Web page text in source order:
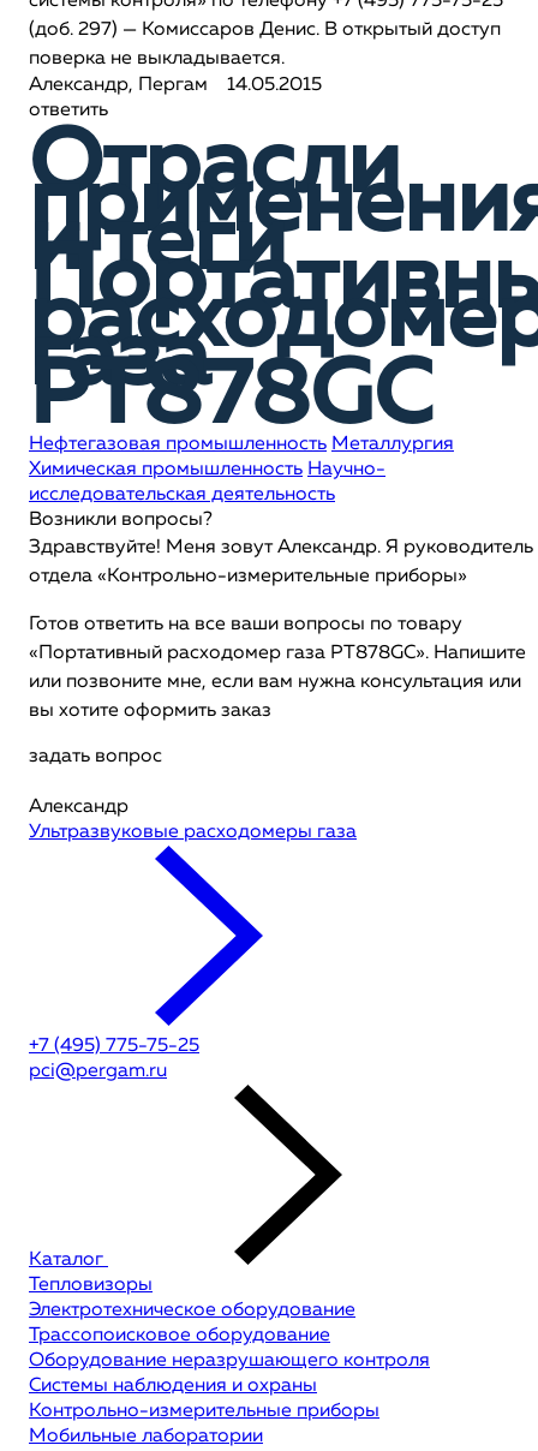
(доб. 297) — Комиссаров Денис. В открытый доступ
поверка не выкладывается.
Александр, Пергам 14.05.2015
ответить
Отрасли
и теги
газа
PT878GC
Нефтегазовая промышленность Металлургия
Химическая промышленность Научно-
исследовательская деятельность
Возникли вопросы?
Здравствуйте! Меня зовут Александр. Я руководитель
отдела «Контрольно-измерительные приборы»
Готов ответить на все ваши вопросы по товару
«Портативный расходомер газа PT878GC». Напишите
или позвоните мне, если вам нужна консультация или
вы хотите оформить заказ
задать вопрос
Александр
Ультразвуковые расходомеры газа
+7 (495) 775-75-25
pci@pergam.ru
Каталог
Тепловизоры
Электротехническое оборудование
Трассопоисковое оборудование
Оборудование неразрушающего контроля
Системы наблюдения и охраны
Контрольно-измерительные приборы
Мобильные лаборатории